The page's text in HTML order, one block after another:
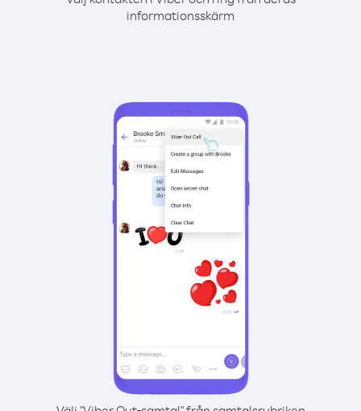
informationsskärm